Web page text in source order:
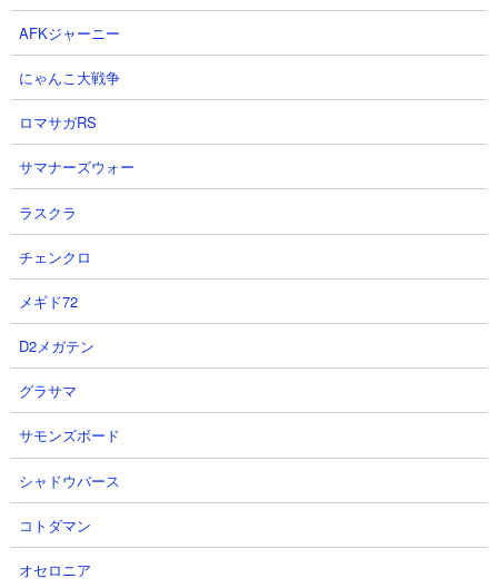
体力： 950,000
攻撃力： 22,000、6,000
射程： -300～350、-300～350（全方位範囲攻撃、感知射程
300）
特殊能力： 悪魔シールド所持（HP400,000、KB時にHP200,000
で張り直す）、波動無効、ふっとばし無効
属性： 悪魔、超獣属性
超魚獣アンガブル
AFKジャーニー
にゃんこ大戦争
ロマサガRS
サマナーズウォー
ラスクラ
チェンクロ
メギド72
D2メガテン
グラサマ
サモンズボード
シャドウバース
コトダマン
オセロニア